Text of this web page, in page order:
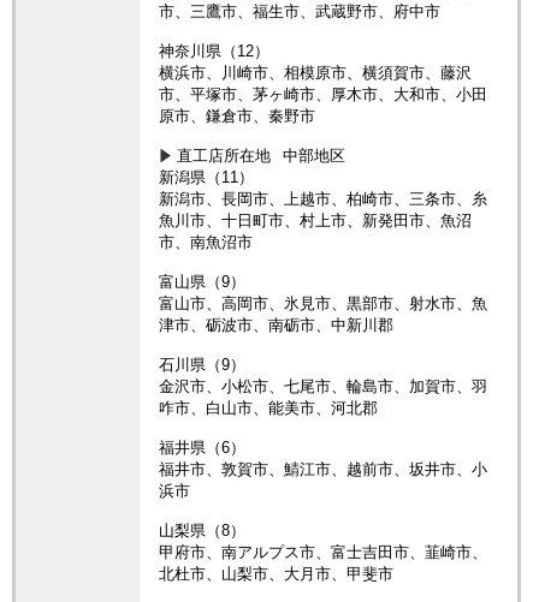
市、三鷹市、福生市、武蔵野市、府中市
神奈川県（12）
横浜市、川崎市、相模原市、横須賀市、藤沢
市、平塚市、茅ヶ崎市、厚木市、大和市、小田
原市、鎌倉市、秦野市
直工店所在地
中部地区
新潟県（11）
新潟市、長岡市、上越市、柏崎市、三条市、糸
魚川市、十日町市、村上市、新発田市、魚沼
市、南魚沼市
富山県（9）
富山市、高岡市、氷見市、黒部市、射水市、魚
津市、砺波市、南砺市、中新川郡
石川県（9）
金沢市、小松市、七尾市、輪島市、加賀市、羽
咋市、白山市、能美市、河北郡
福井県（6）
福井市、敦賀市、鯖江市、越前市、坂井市、小
浜市
山梨県（8）
甲府市、南アルプス市、富士吉田市、韮崎市、
北杜市、山梨市、大月市、甲斐市